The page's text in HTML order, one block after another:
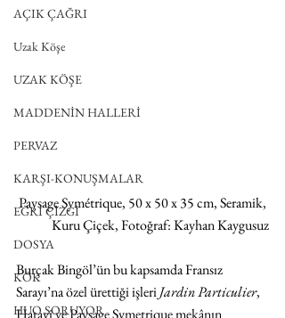
AÇIK ÇAĞRI
Uzak Köşe
UZAK KÖŞE
MADDENİN HALLERİ
PERVAZ
KARŞI-KONUŞMALAR
EĞRİ ÇİZGİ
DOSYA
KÖK
HUO SORUYOR
Paysage Symétrique, 50 x 50 x 35 cm, Seramik,
Kuru Çiçek, Fotoğraf: Kayhan Kaygusuz
Burçak Bingöl’ün bu kapsamda Fransız
Sarayı’na özel ürettiği işleri Jardin Particulier,
Hatayi ve Paysage Symetrique mekânın